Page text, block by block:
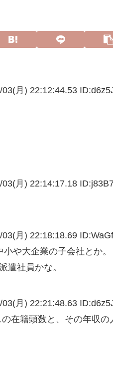
03(月) 22:12:44.53 ID:
03(月) 22:14:17.18 ID:
03(月) 22:18:18.69 ID:
や大企業の子会社とか。
遣社員かな。
03(月) 22:21:48.63 ID:
在籍頭数と、その年収